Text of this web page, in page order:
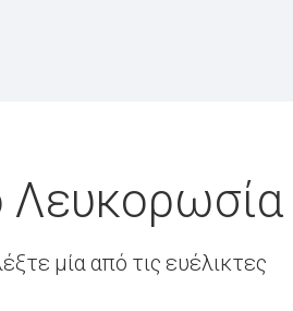
Λευκορωσία
μία από τις ευέλικτες